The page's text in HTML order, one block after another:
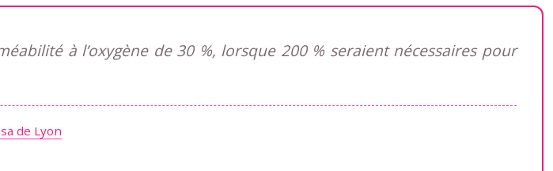
à l’oxygène de 30 %, lorsque 200 % seraient nécessaires pour
de Lyon